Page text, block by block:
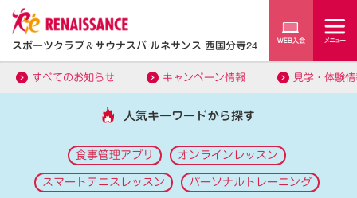
スポーツクラブ＆サウナスパ ルネサンス 西国分寺24
すべてのお知らせ キャンペーン情報 見学・体験
人気キーワードから探す
食事管理アプリ オンラインレッスン
スマートテニスレッスン パーソナルトレーニング